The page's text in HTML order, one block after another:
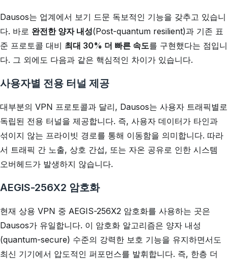
Dausos는 업계에서 보기 드문 독보적인 기능을 갖추고 있습니
다. 바로 완전한 양자 내성(Post-quantum resilient)과 기존 표
준 프로토콜 대비 최대 30% 더 빠른 속도를 구현했다는 점입니
다. 그 외에도 다음과 같은 핵심적인 차이가 있습니다.
사용자별 전용 터널 제공
대부분의 VPN 프로토콜과 달리, Dausos는 사용자 트래픽별로
독립된 전용 터널을 제공합니다. 즉, 사용자 데이터가 타인과
섞이지 않는 프라이빗 경로를 통해 이동함을 의미합니다. 따라
서 트래픽 간 노출, 상호 간섭, 또는 자온 공유로 인한 시스템
오버헤드가 발생하지 않습니다.
AEGIS-256X2 암호화
현재 상용 VPN 중 AEGIS-256X2 암호화를 사용하는 곳은
Dausos가 유일합니다. 이 암호화 알고리즘은 양자 내성
(quantum-secure) 수준의 강력한 보호 기능을 유지하면서도
최신 기기에서 압도적인 퍼포먼스를 발휘합니다. 즉, 한층 더